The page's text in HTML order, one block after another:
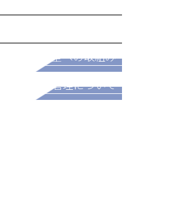
パートナー募集
安全への取組み
品質管理について